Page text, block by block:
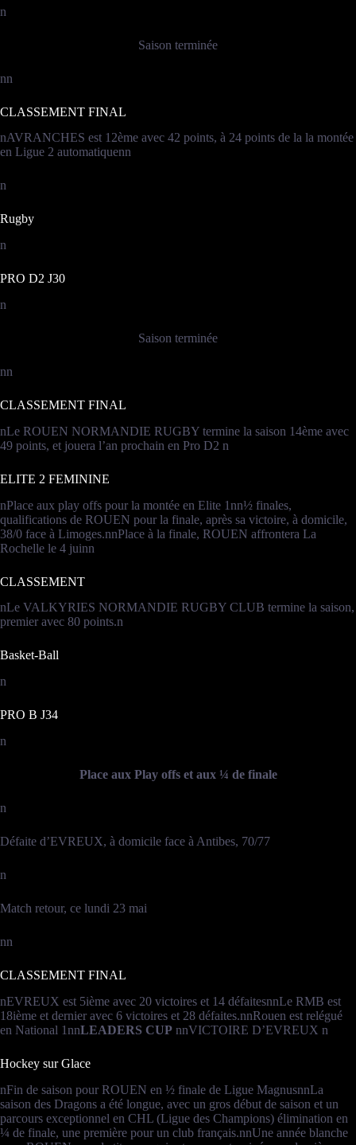
n
Saison terminée
nn
CLASSEMENT FINAL
nAVRANCHES est 12ème avec 42 points, à 24 points de la la montée
en Ligue 2 automatiquenn
n
Rugby
n
PRO D2 J30
n
Saison terminée
nn
CLASSEMENT FINAL
nLe ROUEN NORMANDIE RUGBY termine la saison 14ème avec
49 points, et jouera l’an prochain en Pro D2 n
ELITE 2 FEMININE
nPlace aux play offs pour la montée en Elite 1nn½ finales,
qualifications de ROUEN pour la finale, après sa victoire, à domicile,
38/0 face à Limoges.nnPlace à la finale, ROUEN affrontera La
Rochelle le 4 juinn
CLASSEMENT
nLe VALKYRIES NORMANDIE RUGBY CLUB termine la saison,
premier avec 80 points.n
Basket-Ball
n
PRO B J34
n
Place aux Play offs et aux ¼ de finale
n
Défaite d’EVREUX, à domicile face à Antibes, 70/77
n
Match retour, ce lundi 23 mai
nn
CLASSEMENT FINAL
nEVREUX est 5ième avec 20 victoires et 14 défaitesnnLe RMB est
18ième et dernier avec 6 victoires et 28 défaites.nnRouen est relégué
en National 1nnLEADERS CUP nnVICTOIRE D’EVREUX n
Hockey sur Glace
nFin de saison pour ROUEN en ½ finale de Ligue MagnusnnLa
saison des Dragons a été longue, avec un gros début de saison et un
parcours exceptionnel en CHL (Ligue des Champions) élimination en
¼ de finale, une première pour un club français.nnUne année blanche